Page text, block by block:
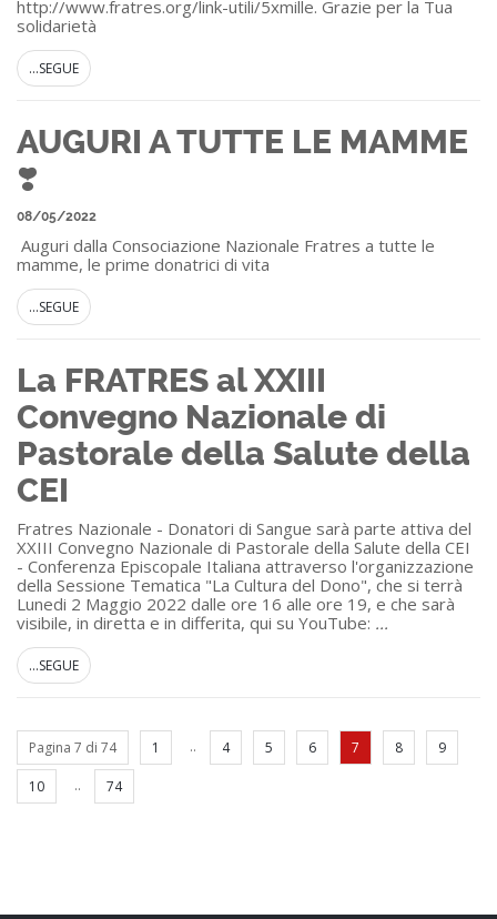
http://www.fratres.org/link-utili/5xmille. Grazie per la Tua
solidarietà
...SEGUE
AUGURI A TUTTE LE MAMME
❣️
08/05/2022
Auguri dalla Consociazione Nazionale Fratres a tutte le
mamme, le prime donatrici di vita
...SEGUE
La FRATRES al XXIII
Convegno Nazionale di
Pastorale della Salute della
CEI
Fratres Nazionale - Donatori di Sangue sarà parte attiva del
XXIII Convegno Nazionale di Pastorale della Salute della CEI
- Conferenza Episcopale Italiana attraverso l'organizzazione
della Sessione Tematica "La Cultura del Dono", che si terrà
Lunedi 2 Maggio 2022 dalle ore 16 alle ore 19, e che sarà
visibile, in diretta e in differita, qui su YouTube: ...
...SEGUE
Pagina 7 di 74 1 .. 4 5 6 7 8 9
10 .. 74